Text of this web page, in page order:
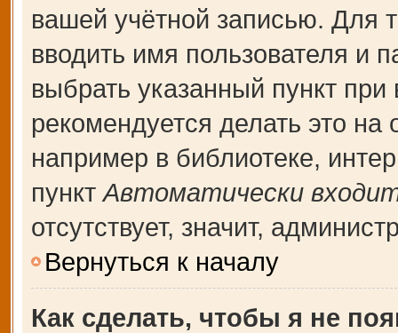
вашей учётной записью. Для
вводить имя пользователя и
выбрать указанный пункт
рекомендуется делать это
например в библиотеке,
пунктАвтоматически
отсутствует, значит,
Вернуться к началу
Как сделать, чтобы я не